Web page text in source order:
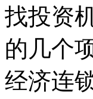
找投资
的几个
经济连